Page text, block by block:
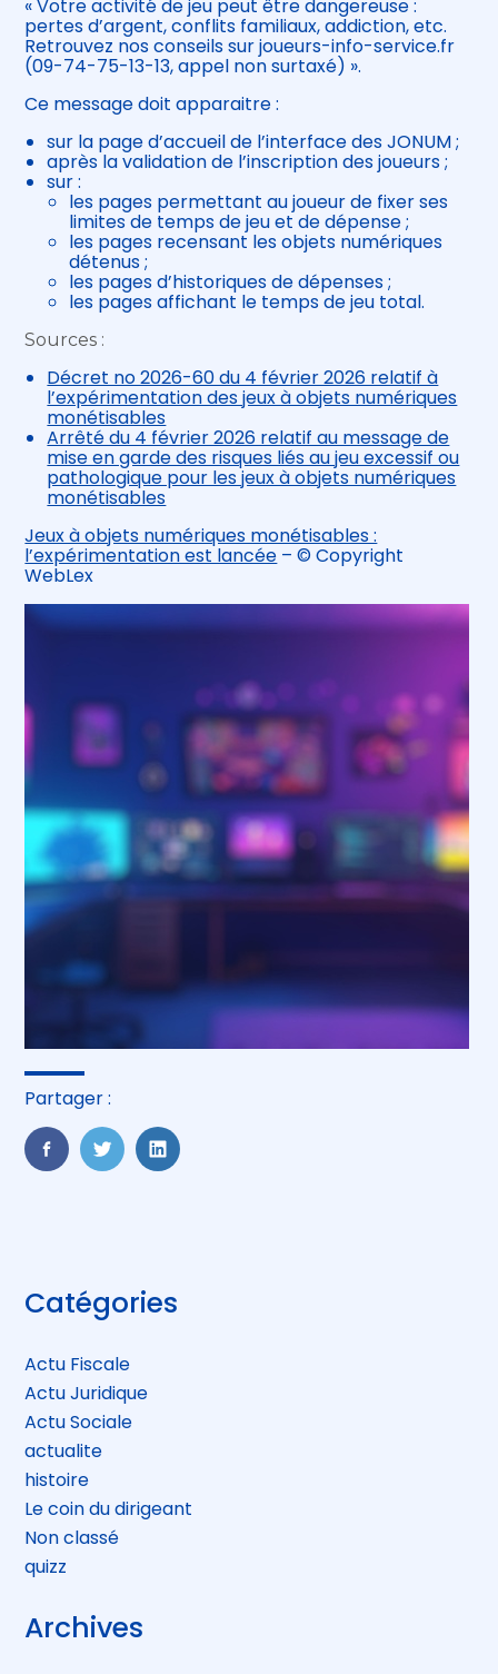
« Votre activité de jeu peut être dangereuse :
pertes d’argent, conflits familiaux, addiction, etc.
Retrouvez nos conseils sur joueurs-info-service.fr
(09-74-75-13-13, appel non surtaxé) ».
Ce message doit apparaitre :
sur la page d’accueil de l’interface des JONUM ;
après la validation de l’inscription des joueurs ;
sur :
les pages permettant au joueur de fixer ses
limites de temps de jeu et de dépense ;
les pages recensant les objets numériques
détenus ;
les pages d’historiques de dépenses ;
les pages affichant le temps de jeu total.
Sources :
Décret no 2026-60 du 4 février 2026 relatif à
l’expérimentation des jeux à objets numériques
monétisables
Arrêté du 4 février 2026 relatif au message de
mise en garde des risques liés au jeu excessif ou
pathologique pour les jeux à objets numériques
monétisables
Jeux à objets numériques monétisables :
l’expérimentation est lancée – © Copyright
WebLex
Partager :
FaceBook
TwitterLinkedIn
Blog
sidebar
Catégories
Actu Fiscale
Actu Juridique
Actu Sociale
actualite
histoire
Le coin du dirigeant
Non classé
quizz
Archives